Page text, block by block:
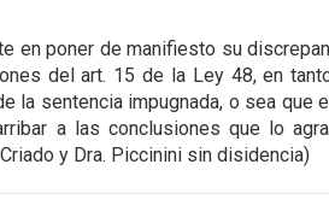
en poner de manifiesto su
del art. 15 de la Ley 48, en
la sentencia impugnada, o sea que
a las conclusiones que lo
y Dra. Piccinini sin disidencia)